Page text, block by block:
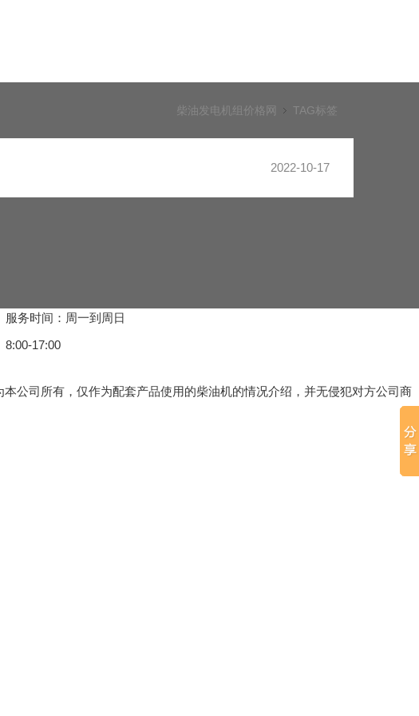
柴油发电机组价格网 TAG标签
2022-10-17
服务时间：周一到周日
8:00-17:00
公司所有，仅作为配套产品使用的柴油机的情况介绍，并无侵犯对方公司商